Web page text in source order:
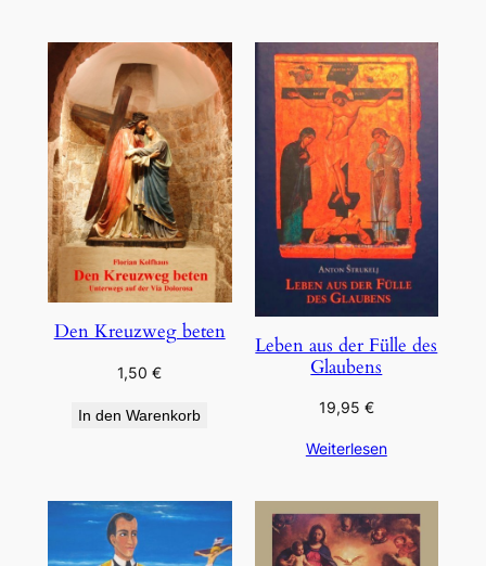
Den Kreuzweg beten
1,50€
In den Warenkorb
Leben aus der Fülle des
Glaubens
19,95 €
Weiterlesen